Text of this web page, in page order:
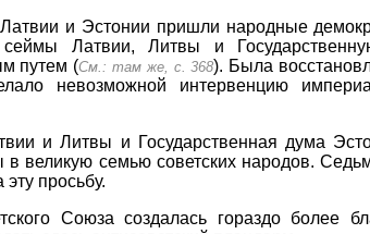
и Эстонии пришли народные
Латвии, Литвы и
путем (См.: там же, с. 368). Была
невозможной интервенцию
и Литвы и Государственная дума
великую семью советских народов.
эту просьбу.
Союза создалась гораздо более